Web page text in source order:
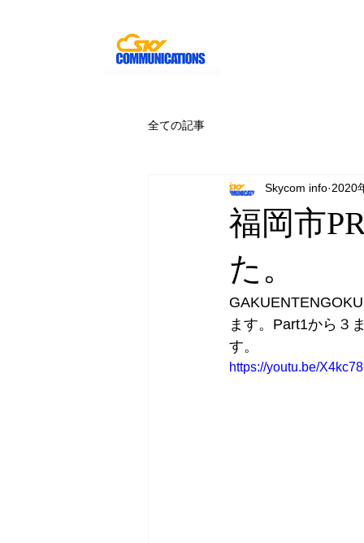
全ての記事
福岡市
た。
Skycom info 2020
ます。Part1から３
す。
https://youtu.be/